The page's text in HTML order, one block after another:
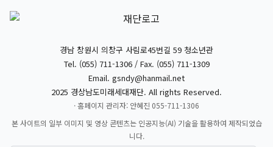
경남 창원시 의창구 사림로45번길 59 청소년관
Tel. (055) 711-1306 / Fax. (055) 711-1309
Email. gsndy@hanmail.net
2025 경상남도미래세대재단. All rights Reserved.
· 홈페이지 관리자: 안혜진 055-711-1306
본 사이트의 일부 이미지 및 영상 콘텐츠는 인공지능(AI) 기술을 활용하여 제작되었습
니다.